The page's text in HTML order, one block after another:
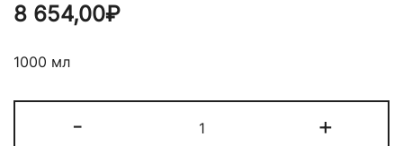
8 654,00₽
1000 мл
-
восстанавливающий
+